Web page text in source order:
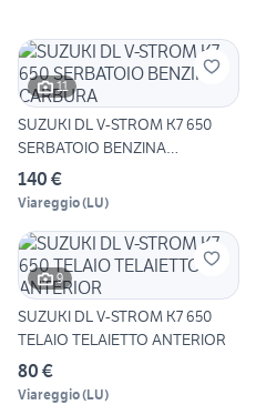
11
SUZUKI DL V-STROM K7 650
SERBATOIO BENZINA
CARBURA
140 €
Viareggio(LU)
9
SUZUKI DL V-STROM K7 650
TELAIO TELAIETTO ANTERIOR
80 €
Viareggio(LU)